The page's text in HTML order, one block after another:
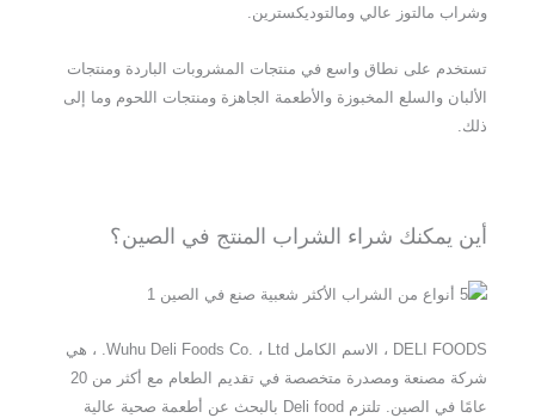
وشراب مالتوز عالي ومالتوديكسترين.
تستخدم على نطاق واسع في منتجات المشروبات الباردة ومنتجات
الألبان والسلع المخبوزة والأطعمة الجاهزة ومنتجات اللحوم وما إلى
ذلك.
أين يمكنك شراء الشراب المنتج في الصين؟
DELI FOODS ، الاسم الكامل Wuhu Deli Foods Co. ، Ltd. ، هي
شركة مصنعة ومصدرة متخصصة في تقديم الطعام مع أكثر من 20
عامًا في الصين. تلتزم Deli food بالبحث عن أطعمة صحية عالية